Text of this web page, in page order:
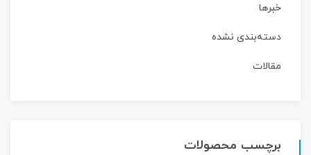
خبرها
دسته‌بندی نشده
مقالات
برچسب محصولات